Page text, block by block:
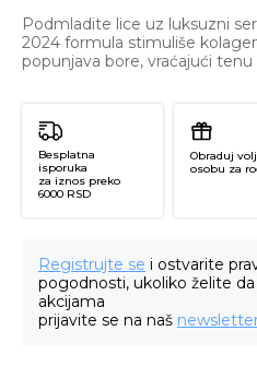
Podmladite lice uz luksuzni
2024 formula stimuliše
popunjava bore, vraćajući
Besplatna
isporuka
za iznos preko
6000 RSD
Obraduj
osobu za
Registrujte se i ostvarite
pogodnosti, ukoliko želite
akcijama
prijavite se na naš